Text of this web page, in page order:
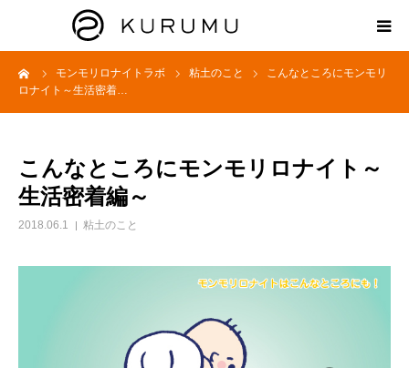
モンモリロナイトラボ 粘土のこと
こんなところにモンモリ
ロナイト～生活密着…
こんなところにモンモリロナイト～
生活密着編～
2018.06.1 粘土のこと
HOME
プロダクト
モンモリロナイトラボ